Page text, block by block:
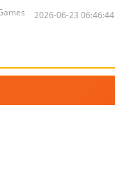
2026-06-23 06:46:44